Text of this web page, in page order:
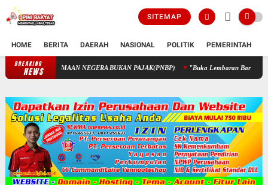
SITEMAP
HOME BERITA DAERAH NASIONAL POLITIK PEMERINTAH
BREAKING
NEWS PENGELOLAAN KEUANGAN STIK MELALUI PENERIMAAN